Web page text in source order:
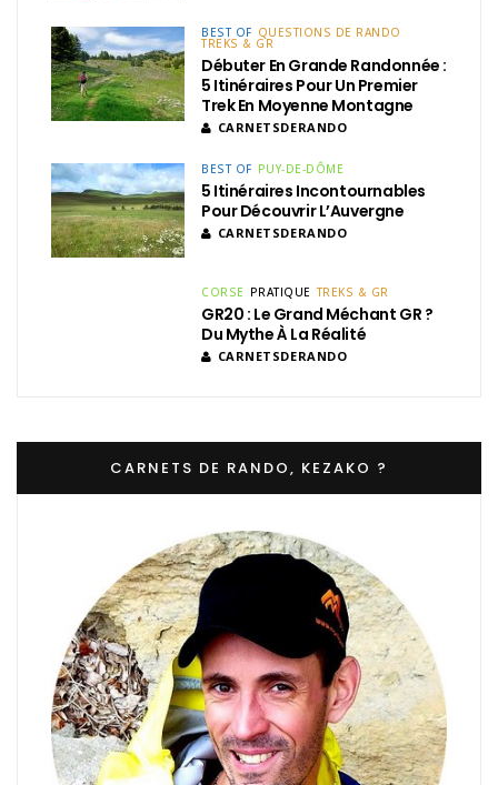
BEST OF QUESTIONS DE RANDO
TREKS & GR
Débuter En Grande Randonnée :
5 Itinéraires Pour Un Premier
Trek En Moyenne Montagne
CARNETSDERANDO
BEST OF PUY-DE-DÔME
5 Itinéraires Incontournables
Pour Découvrir L’Auvergne
CARNETSDERANDO
CORSE PRATIQUE TREKS & GR
GR20 : Le Grand Méchant GR ?
Du Mythe À La Réalité
CARNETSDERANDO
CARNETS DE RANDO, KEZAKO ?